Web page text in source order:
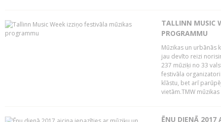
TALLINN MUSIC
PROGRAMMU
Mūzikas un urbānās
jau devīto reizi
237 mūziķi no 33
festivāla
klāstu, bet arī
vietām.TMW
ĒNU DIENĀ 2017